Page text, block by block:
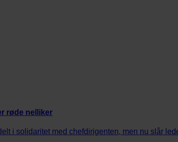
røde nelliker
i solidaritet med chefdirigenten, men nu slår